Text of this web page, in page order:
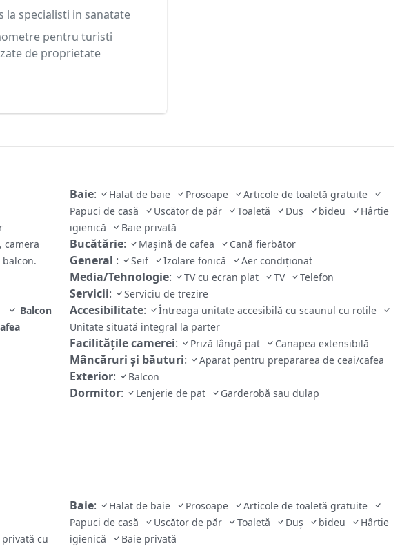
la specialisti in sanatate
pentru turisti
de proprietate
camera
Balcon
Baie: Halat de baie Prosoape
Articole de toaletă gratuite
Papuci de casă
Uscător de păr Toaletă Duş bideu
Hârtie
igienică
Baie privată
Bucătărie: Mașină de cafea Cană fierbător
General : Seif Izolare fonică Aer condiţionat
Media/Tehnologie: TV cu ecran plat TV Telefon
Servicii: Serviciu de trezire
Accesibilitate:
Întreaga unitate accesibilă cu scaunul cu rotile
Unitate situată integral la parter
Facilităţile camerei: Priză lângă pat Canapea extensibilă
Mâncăruri și băuturi: Aparat pentru prepararea de ceai/cafea
Exterior: Balcon
Dormitor: Lenjerie de pat Garderobă sau dulap
cu
Baie: Halat de baie Prosoape
Articole de toaletă gratuite
Papuci de casă
Uscător de păr Toaletă Duş bideu
Hârtie
igienică
Baie privată